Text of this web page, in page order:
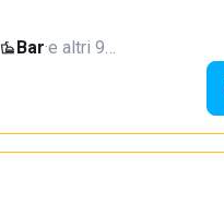
Bar·e altri 9…